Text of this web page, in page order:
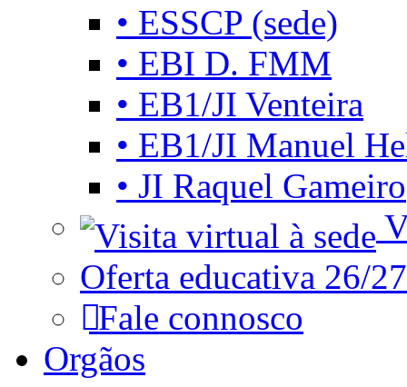
• ESSCP (sede)
• EBI D. FMM
• EB1/JI Venteira
• EB1/JI Manuel
• JI Raquel Gameiro
Oferta educativa 26/27
Fale connosco
Orgãos